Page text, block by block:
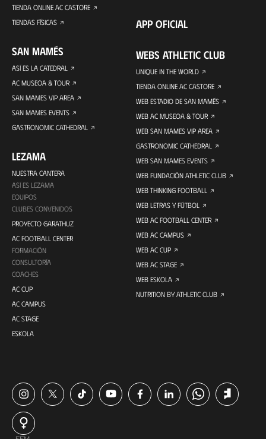
TIENDA ONLINE AC CASTORE
TIENDAS FÍSICAS
SAN MAMÉS
ASÍ ES LA CATEDRAL
AC MUSEOA & TOUR
SAN MAMES VIP AREA
SAN MAMES EVENTS
GASTRONOMIC CATHEDRAL
LEZAMA
NUESTRA CANTERA
ASÍ ES LEZAMA
EQUIPOS
CLUBES CONVENIDOS
PROYECTO GARATHUZ
AC FOOTBALL CENTER
FORMACIÓN
CONSULTORÍA
COACHES
AC CUP
AC CAMPUS
AC STAGE
ESKOLA
APP OFICIAL
WEBS ATHLETIC CLUB
UNIQUE IN THE WORLD
TIENDA ONLINE AC CASTORE
WEB ESTADIO DE SAN MAMÉS
WEB AC MUSEOA & TOUR
WEB SAN MAMES VIP AREA
GASTRONOMIC CATHEDRAL
WEB SAN MAMES EVENTS
WEB FUNDACIÓN ATHLETIC CLUB
WEB THINKING FOOTBALL
WEB LETRAS Y FÚTBOL
WEB AC FOOTBALL CENTER
WEB AC CAMPUS
WEB AC CUP
WEB AC STAGE
WEB ESKOLA
NUTRITION BY ATHLETIC CLUB